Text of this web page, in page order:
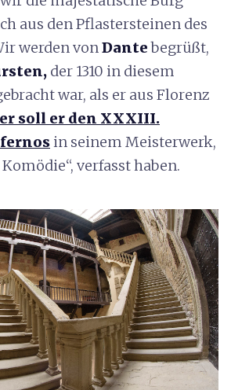
aus den Pflastersteinen des
werden vonDantebegrüßt,
der 1310 in diesem
war, als er aus Florenz
soll er den XXXIII.
in seinem Meisterwerk,
verfasst haben.